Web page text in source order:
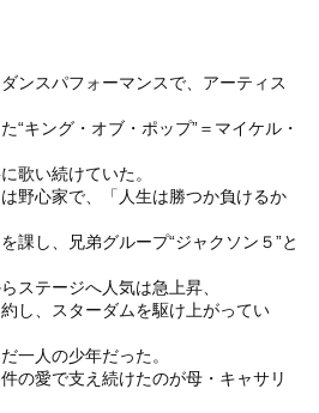
ンスパフォーマンスで、アーティス
“キング・オブ・ポップ”＝マイケル・
歌い続けていた。
野心家で、「人生は勝つか負けるか
課し、兄弟グループ“ジャクソン５”と
ステージへ人気は急上昇、
し、スターダムを駆け上がってい
一人の少年だった。
の愛で支え続けたのが母・キャサリ